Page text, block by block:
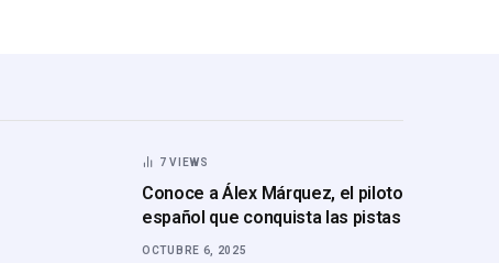
7VIEWS
Conoce a Álex Márquez, el piloto
español que conquista las pistas
OCTUBRE 6, 2025